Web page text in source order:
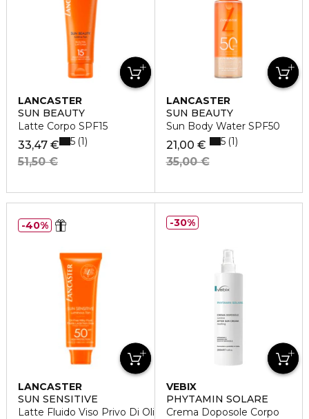
LANCASTER
SUN BEAUTY
Latte Corpo SPF15
33,47 €
51,50 €
5 1
LANCASTER
SUN BEAUTY
Sun Body Water SPF50
21,00 €
35,00 €
5 1
LANCASTER
SUN SENSITIVE
Latte Fluido Viso Privo Di Oli SPF 50
40%
VEBIX
PHYTAMIN SOLARE
Crema Doposole Corpo
30%